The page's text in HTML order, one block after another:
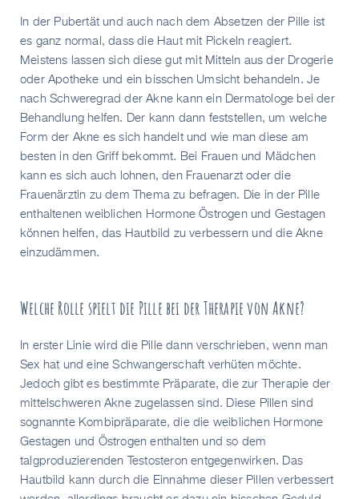
In der Pubertät und auch nach dem Absetzen der Pille ist
es ganz normal, dass die Haut mit Pickeln reagiert.
Meistens lassen sich diese gut mit Mitteln aus der Drogerie
oder Apotheke und ein bisschen Umsicht behandeln. Je
nach Schweregrad der Akne kann ein Dermatologe bei der
Behandlung helfen. Der kann dann feststellen, um welche
Form der Akne es sich handelt und wie man diese am
besten in den Griff bekommt. Bei Frauen und Mädchen
kann es sich auch lohnen, den Frauenarzt oder die
Frauenärztin zu dem Thema zu befragen. Die in der Pille
enthaltenen weiblichen Hormone Östrogen und Gestagen
können helfen, das Hautbild zu verbessern und die Akne
einzudämmen.
Welche Rolle spielt die Pille bei der Therapie von Akne?
In erster Linie wird die Pille dann verschrieben, wenn man
Sex hat und eine Schwangerschaft verhüten möchte.
Jedoch gibt es bestimmte Präparate, die zur Therapie der
mittelschweren Akne zugelassen sind. Diese Pillen sind
sognannte Kombipräparate, die die weiblichen Hormone
Gestagen und Östrogen enthalten und so dem
talgproduzierenden Testosteron entgegenwirken. Das
Hautbild kann durch die Einnahme dieser Pillen verbessert